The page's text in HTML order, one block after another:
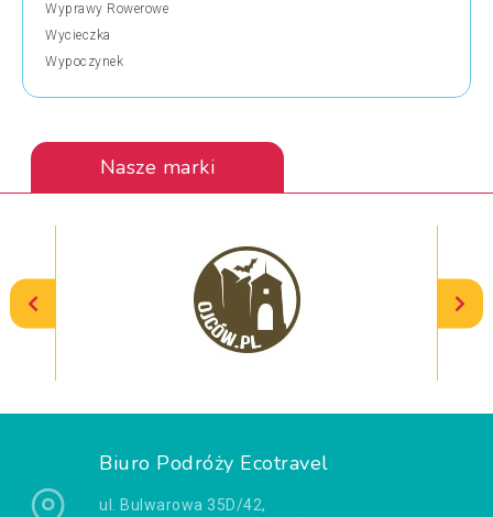
Wyprawy Rowerowe
Wycieczka
Wypoczynek
Nasze marki
Biuro Podróży Ecotravel
ul. Bulwarowa 35D/42,